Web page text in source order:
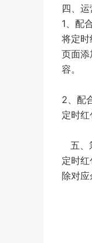
四、
1、配
将定
页面
容。
2、配
定时
五、
定时
除对